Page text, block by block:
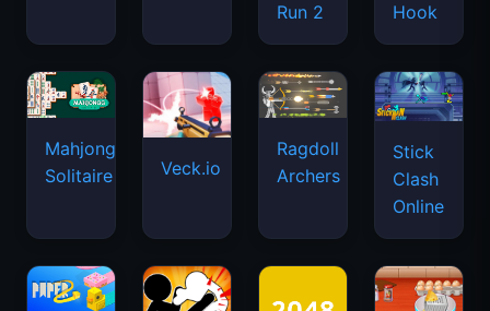
Run 2
Hook
Mahjongg
Solitaire
Veck.io
Ragdoll
Archers
Stick
Clash
Online